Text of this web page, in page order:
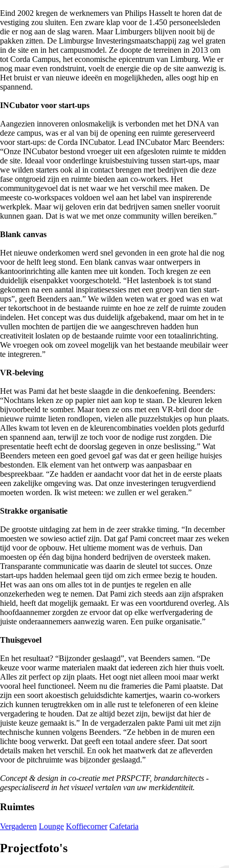
Eind 2002 kregen de werknemers van Philips Hasselt te horen dat de
vestiging zou sluiten. Een zware klap voor de 1.450 personeelsleden
die er nog aan de slag waren. Maar Limburgers blijven nooit bij de
pakken zitten. De Limburgse Investeringsmaatschappij zag wel graten
in de site en in het campusmodel. Ze doopte de terreinen in 2013 om
tot Corda Campus, het economische epicentrum van Limburg. Wie er
nog maar even rondstruint, voelt de energie die op de site aanwezig is.
Het bruist er van nieuwe ideeën en mogelijkheden, alles oogt hip en
spannend.
INCubator voor start-ups
Aangezien innoveren onlosmakelijk is verbonden met het DNA van
deze campus, was er al van bij de opening een ruimte gereserveerd
voor start-ups: de Corda INCubator. Lead INCubator Marc Beenders:
“Onze INCubator bestond vroeger uit een afgesloten ruimte te midden
de site. Ideaal voor onderlinge kruisbestuiving tussen start-ups, maar
we wilden starters ook al in contact brengen met bedrijven die deze
fase ontgroeid zijn en ruimte bieden aan co-workers. Het
communitygevoel dat is net waar we het verschil mee maken. De
meeste co-workspaces voldoen wel aan het label van inspirerende
werkplek. Maar wij geloven erin dat bedrijven samen sneller vooruit
kunnen gaan. Dat is wat we met onze community willen bereiken.”
Blank canvas
Het nieuwe onderkomen werd snel gevonden in een grote hal die nog
voor de helft leeg stond. Een blank canvas waar ontwerpers in
kantoorinrichting alle kanten mee uit konden. Toch kregen ze een
duidelijk eisenpakket voorgeschoteld. “Het lastenboek is tot stand
gekomen na een aantal inspiratiesessies met een groep van tien start-
ups”, geeft Beenders aan.” We wilden weten wat er goed was en wat
er tekortschoot in de bestaande ruimte en hoe ze zelf de ruimte zouden
indelen. Het concept was dus duidelijk afgebakend, maar om het in te
vullen mochten de partijen die we aangeschreven hadden hun
creativiteit loslaten op de bestaande ruimte voor een totaalinrichting.
We vroegen ook om zoveel mogelijk van het bestaande meubilair weer
te integreren.”
VR-beleving
Het was Pami dat het beste slaagde in die denkoefening. Beenders:
“Nochtans leken ze op papier niet aan kop te staan. De kleuren leken
bijvoorbeeld te somber. Maar toen ze ons met een VR-bril door de
nieuwe ruimte lieten rondlopen, vielen alle puzzelstukjes op hun plaats.
Alles kwam tot leven en de kleurencombinaties voelden plots gedurfd
en spannend aan, terwijl ze toch voor de nodige rust zorgden. Die
presentatie heeft echt de doorslag gegeven in onze beslissing.” Wat
Beenders meteen een goed gevoel gaf was dat er geen heilige huisjes
bestonden. Elk element van het ontwerp was aanpasbaar en
bespreekbaar. “Ze hadden er aandacht voor dat het in de eerste plaats
een zakelijke omgeving was. Dat onze investeringen terugverdiend
moeten worden. Ik wist meteen: we zullen er wel geraken.”
Strakke organisatie
De grootste uitdaging zat hem in de zeer strakke timing. “In december
moesten we sowieso actief zijn. Dat gaf Pami concreet maar zes weken
tijd voor de opbouw. Het ultieme moment was de verhuis. Dan
moesten op één dag bijna honderd bedrijven de oversteek maken.
Transparante communicatie was daarin de sleutel tot succes. Onze
start-ups hadden helemaal geen tijd om zich ermee bezig te houden.
Het was aan ons om alles tot in de puntjes te regelen en alle
onzekerheden weg te nemen. Dat Pami zich steeds aan zijn afspraken
hield, heeft dat mogelijk gemaakt. Er was een voortdurend overleg. Als
hoofdaannemer zorgden ze ervoor dat op elke werfvergadering de
juiste onderaannemers aanwezig waren. Een puike organisatie.”
Thuisgevoel
En het resultaat? “Bijzonder geslaagd”, vat Beenders samen. “De
keuze voor warme materialen maakt dat iedereen zich hier thuis voelt.
Alles zit perfect op zijn plaats. Het oogt niet alleen mooi maar werkt
vooral heel functioneel. Neem nu die frameries die Pami plaatste. Dat
zijn een soort akoestisch geluidsdichte kamertjes, waarin co-workers
zich kunnen terugtrekken om in alle rust te telefoneren of een kleine
vergadering te houden. Dat ze altijd bezet zijn, bewijst dat hier de
juiste keuze gemaakt is.” In de vergaderzalen pakte Pami uit met zijn
technische kunnen volgens Beenders. “Ze hebben in de muren een
lichte boog verwerkt. Dat geeft een totaal andere sfeer. Dat soort
details maken het verschil. En ook het maatwerk dat ze afleverden
voor de pitchruimte was bijzonder geslaagd.”
Concept & design in co-creatie met PRSPCTF, brandarchitects -
gespecialiseerd in het visueel vertalen van uw merkidentiteit.
Ruimtes
Vergaderen Lounge Koffiecorner Cafetaria
Projectfoto's